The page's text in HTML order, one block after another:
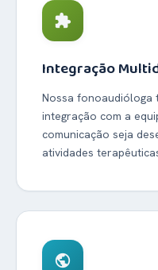
extension
Integração
Nossa fonoaudióloga
integração com a
comunicação seja
atividades
public